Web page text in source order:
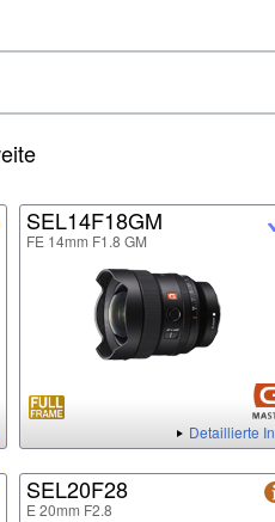
SEL14F18GM
FE 14mm F1.8 GM
Detaillierte
SEL20F28
E 20mm F2.8